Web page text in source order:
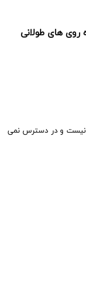
روی های طولانی
نیست و در دسترس نمی